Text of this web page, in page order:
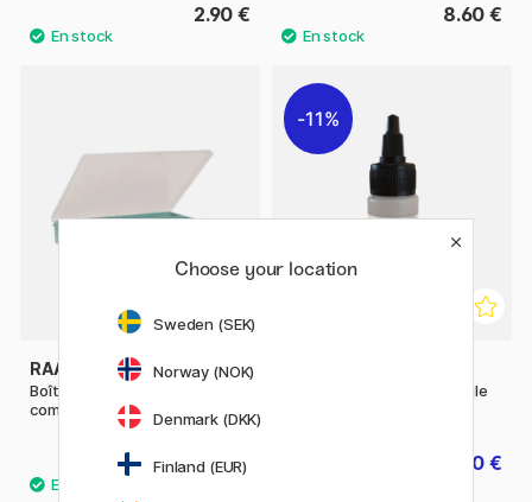
2.90 € 8.60 €
RAACO
Boîte de rangement à 14
compartiments
16.50 €
11%
Smart Plastifiant pour argile
10.80 €
Choose your location
Sweden (SEK)
Norway (NOK)
Denmark (DKK)
Finland (EUR)